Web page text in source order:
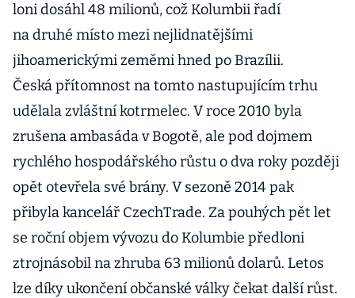
loni dosáhl 48 milionů, což Kolumbii řadí
na druhé místo mezi nejlidnatějšími
jihoamerickými zeměmi hned po Brazílii.
Česká přítomnost na tomto nastupujícím trhu
udělala zvláštní kotrmelec. V roce 2010 byla
zrušena ambasáda v Bogotě, ale pod dojmem
rychlého hospodářského růstu o dva roky později
opět otevřela své brány. V sezoně 2014 pak
přibyla kancelář CzechTrade. Za pouhých pět let
se roční objem vývozu do Kolumbie předloni
ztrojnásobil na zhruba 63 milionů dolarů. Letos
lze díky ukončení občanské války čekat další růst.